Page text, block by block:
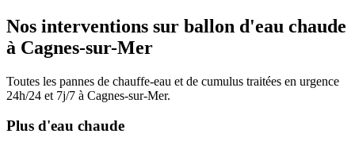
Nos interventions sur ballon d'eau chaude
à Cagnes-sur-Mer
Toutes les pannes de chauffe-eau et de cumulus traitées en urgence
24h/24 et 7j/7 à Cagnes-sur-Mer.
Plus d'eau chaude